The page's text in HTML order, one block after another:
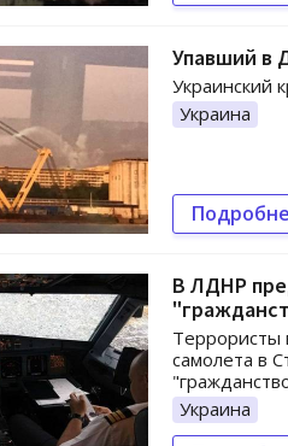
Упавший в
Украинский
Украина
В ЛДНР
Террористы
самолета в
Украина